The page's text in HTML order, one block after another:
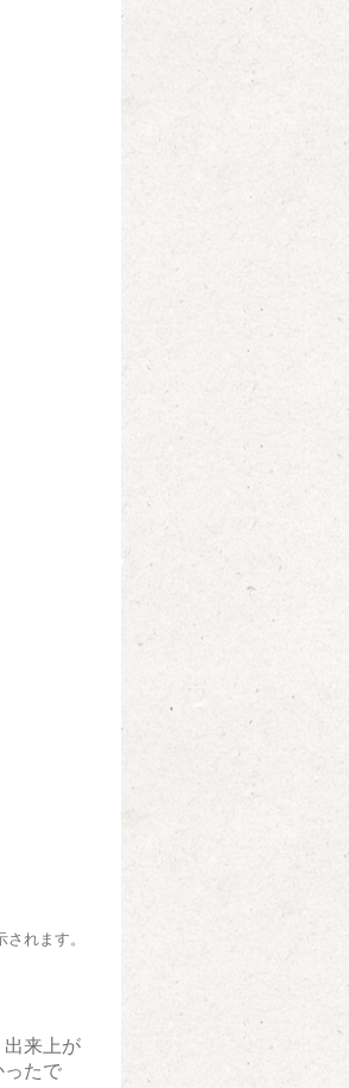
れます。
出来上が
ったで